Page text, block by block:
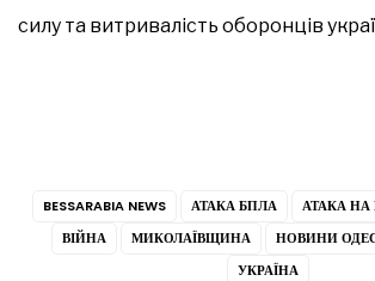
силу та витривалість оборонців
BESSARABIA NEWS АТАКА БПЛА
АТАКА
ВІЙНА
МИКОЛАЇВЩИНА
НОВИНИ
УКРАЇНА